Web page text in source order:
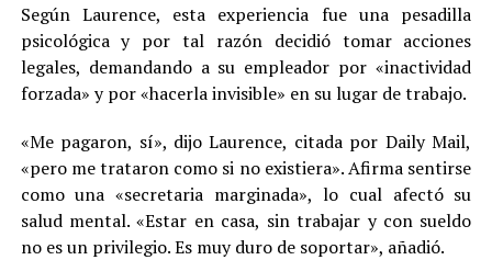
Según Laurence, esta experiencia fue una pesadilla
psicológica y por tal razón decidió tomar acciones
legales, demandando a su empleador por «inactividad
forzada» y por «hacerla invisible» en su lugar de trabajo.
«Me pagaron, sí», dijo Laurence, citada por Daily Mail,
«pero me trataron como si no existiera». Afirma sentirse
como una «secretaria marginada», lo cual afectó su
salud mental. «Estar en casa, sin trabajar y con sueldo
no es un privilegio. Es muy duro de soportar», añadió.